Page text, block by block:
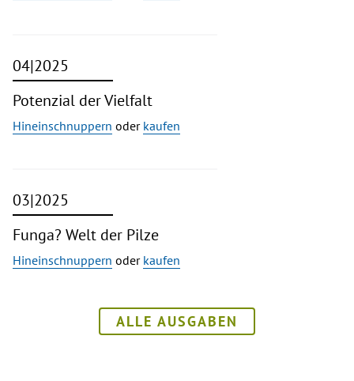
04|2025
Potenzial der Vielfalt
Hineinschnuppern oder kaufen
03|2025
Funga? Welt der Pilze
Hineinschnuppern oder kaufen
ALLE AUSGABEN